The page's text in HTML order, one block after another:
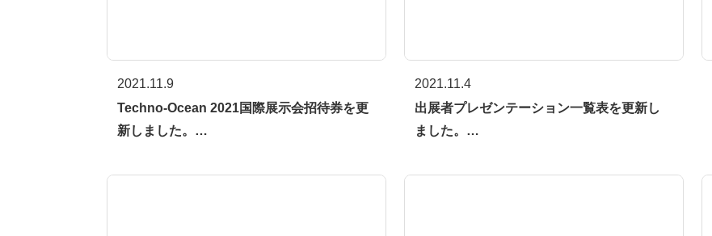
2021.11.9
Techno-Ocean 2021国際展示会招待券を更
新しました。…
2021.11.4
出展者プレゼンテーション一覧表を更新し
ました。…